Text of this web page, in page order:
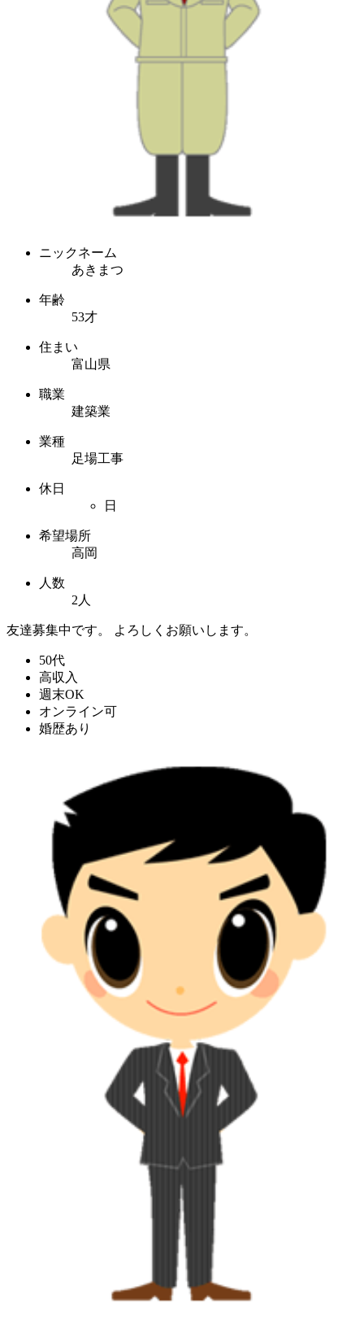
ニックネーム
あきまつ
年齢
53才
住まい
富山県
職業
建築業
業種
足場工事
休日
日
希望場所
高岡
人数
2人
友達募集中です。 よろしくお願いします。
50代
高収入
週末OK
オンライン可
婚歴あり